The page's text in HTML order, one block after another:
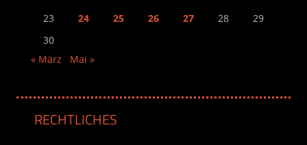
23
24 25 26 27 28
29
30
« März
Mai »
RECHTLICHES